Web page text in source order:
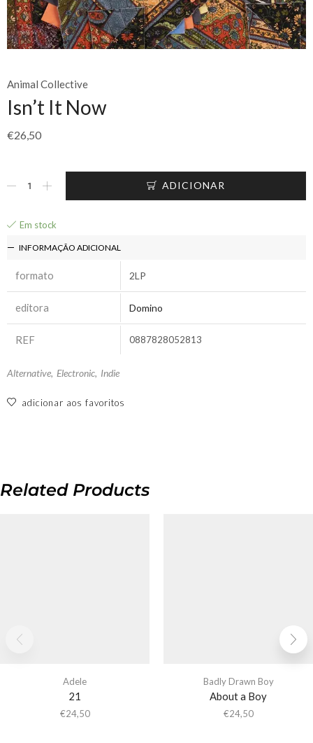
Animal Collective
Isn’t It Now
€26,50
ADICIONAR
Em stock
INFORMAÇÃO ADICIONAL
formato 2LP
editora Domino
REF 0887828052813
Alternative, Electronic, Indie
adicionar aos favoritos
Related Products
Adele
21
€24,50
Badly Drawn Boy
About a Boy
€24,50